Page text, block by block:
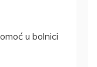
u bolnici